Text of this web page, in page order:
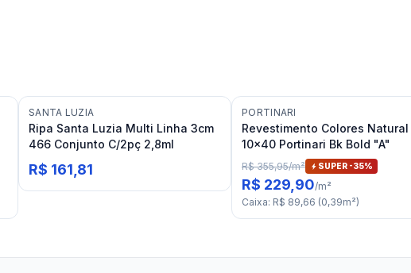
SANTA LUZIA
Ripa Santa Luzia Multi Linha 3cm
466 Conjunto C/2pç 2,8ml
R$ 161,81
PORTINARI
Revestimento Colores Natural
10x40 Portinari Bk Bold "A"
R$ 355,95/m² SUPER -35%
R$ 229,90/m²
Caixa: R$ 89,66 (0,39m²)